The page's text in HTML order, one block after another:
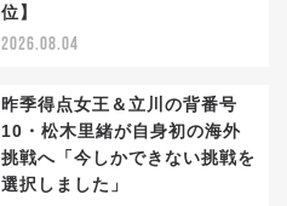
位】
2026.08.04
昨季得点女王＆立川の背番号
10・松木里緒が自身初の海外
挑戦へ「今しかできない挑戦を
選択しました」